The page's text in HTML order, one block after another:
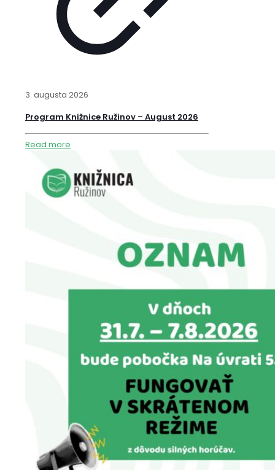
3. augusta 2026
Program Knižnice Ružinov – August 2026
Read more